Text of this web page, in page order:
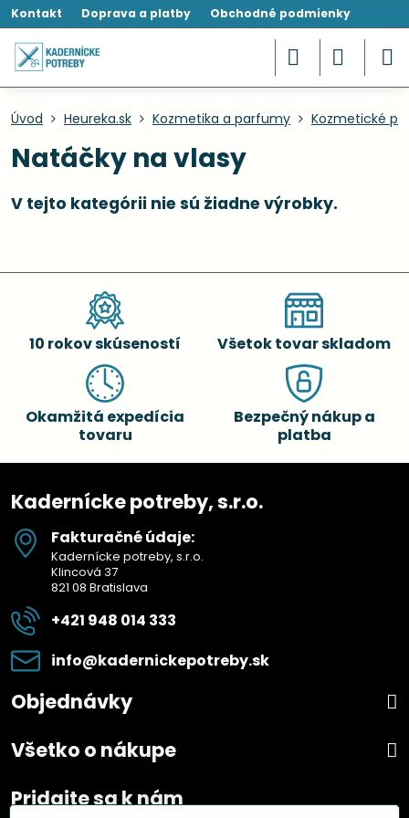
Kontakt Doprava a platby Obchodné podmienky
Úvod Heureka.sk Kozmetika a parfumy Kozmetické
Natáčky na vlasy
10 rokov skúseností Všetok tovar skladom
Okamžitá expedícia
tovaru
Bezpečný nákup a
platba
Kadernícke potreby, s.r.o.
Fakturačné údaje:
Kadernícke potreby, s.r.o.
Klincová 37
821 08 Bratislava
+421 948 014 333
info​@kadernickepotreby​.sk
Objednávky
Všetko o nákupe
Pridajte sa k nám